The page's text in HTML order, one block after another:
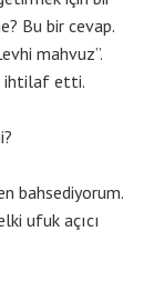
Bu bir cevap.
mahvuz”.
ihtilaf etti.
bahsediyorum.
ufuk açıcı